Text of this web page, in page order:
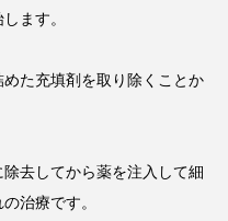
ます。
た充填剤を取り除くことか
去してから薬を注入して細
治療です。